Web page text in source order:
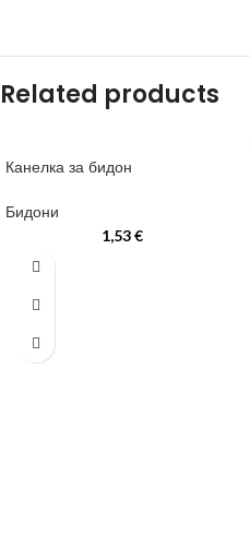
Related products
Канелка за бидон
Бидони
1,53€